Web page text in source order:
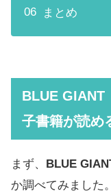
まとめ
BLUE GIANT
子書籍が読め
まず、 BLUE
か調べてみました。